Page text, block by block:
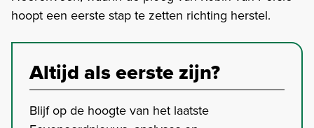
hoopt een eerste stap te zetten richting herstel.
Altijd als eerste zijn?
Blijf op de hoogte van het laatste